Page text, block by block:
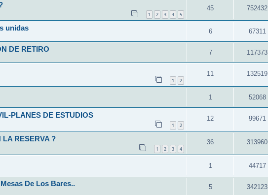
1 2 3 4 5
45 752432
unidas 6 67311
DE RETIRO 7 117373
1 2
11 132519
1 52068
PLANES DE ESTUDIOS
1 2
12 99671
LA RESERVA ?
1 2 3 4
36 313960
1 44717
De Los Bares.. 5 342123